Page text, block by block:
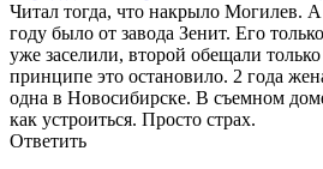
Читал тогда, что накрыло Могилев.
году было от завода Зенит. Его
уже заселили, второй обещали
принципе это остановило. 2 года
одна в Новосибирске. В съемном
как устроиться. Просто страх.
Ответить